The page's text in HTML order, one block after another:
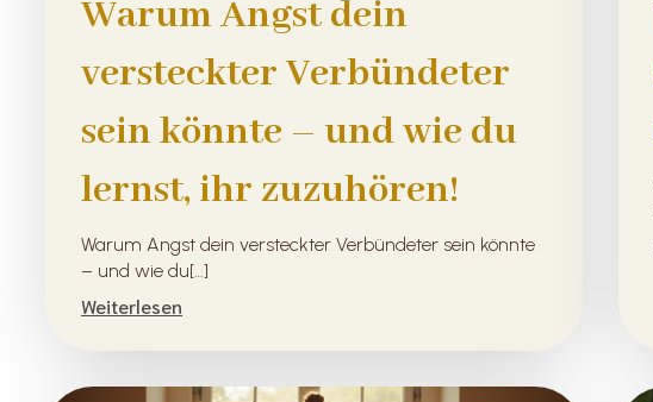
Warum Angst dein
versteckter Verbündeter
sein könnte – und wie du
lernst, ihr zuzuhören!
Warum Angst dein versteckter Verbündeter sein könnte
– und wie du[…]
Weiterlesen